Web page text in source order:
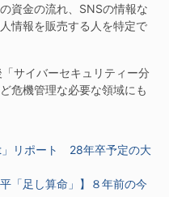
資金の流れ、SNSの情報な
情報を販売する人を特定で
サイバーセキュリティー分
危機管理な必要な領域にも
リポート 28年卒予定の大
「足し算命」】８年前の今